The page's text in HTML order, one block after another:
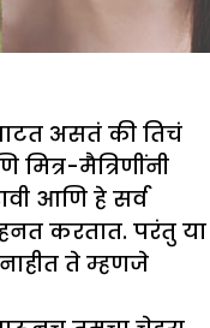
वाटत असतं की तिचं
मैत्रिणींनी
आणि हे सर्व
करतात. परंतु या
ते म्हणजे